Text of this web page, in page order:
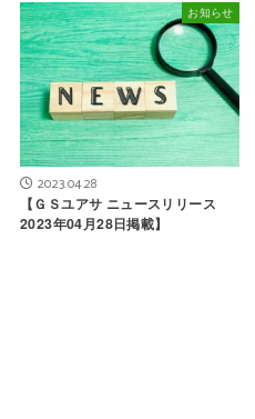
お知らせ
2023.04.28
【ＧＳユアサ ニュースリリース
2023年04月28日掲載】